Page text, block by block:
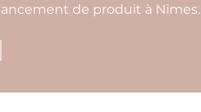
de produit à Nimes.